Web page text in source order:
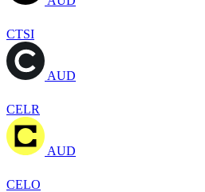
CTSI
AUD
CELR
AUD
CELO